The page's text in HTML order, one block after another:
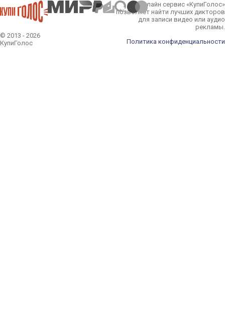
© 2013 - 2026
КупиГолос
Онлайн сервис «КупиГолос»
позволяет найти лучших дикторов
для записи видео или аудио
рекламы.
Политика конфиденциальности